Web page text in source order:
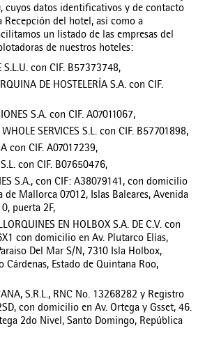
cuyos datos identificativos y de contacto
Recepción del hotel, así como a
un listado de las empresas del
de nuestros hoteles:
S.L.U. con CIF. B57373748,
DE HOSTELERÍA S.A. con CIF.
S.A. con CIF. A07011067,
SERVICES S.L. con CIF. B57701898,
con CIF. A07017239,
con CIF. B07650476,
S.A., con CIF: A38079141, con domicilio
de Mallorca 07012, Islas Baleares, Avenida
puerta 2F,
EN HOLBOX S.A. DE C.V. con
con domicilio en Av. Plutarco Elías,
Del Mar S/N, 7310 Isla Holbox,
Cárdenas, Estado de Quintana Roo,
S.R.L., RNC No. 13268282 y Registro
con domicilio en Av. Ortega y Gsset, 46.
2do Nivel, Santo Domingo, República